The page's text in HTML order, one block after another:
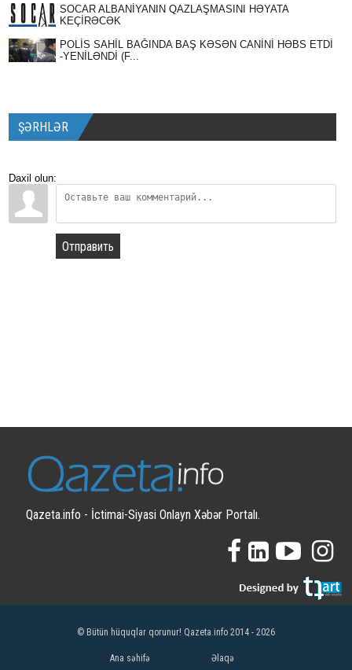
SOCAR ALBANİYANIN QAZLAŞMASINI HƏYATA
KEÇİRƏCƏK
POLİS SAHİL BAĞINDA BAŞ KƏSƏN CANİNİ HƏBS ETDİ
-YENİLƏNDİ (F...
ŞƏRHLƏR
Daxil olun:
Отправить
Qazeta.info - İctimai-Siyasi Onlayn Xəbər Portalı.
© Bütün hüquqlar qorunur! Qazeta.info 2014 - 2026
Ana səhifə Əlaqə